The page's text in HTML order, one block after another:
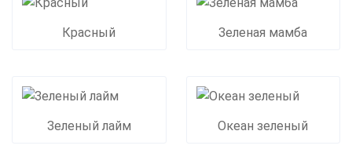
Красный Зеленая мамба
Зеленый лайм Океан зеленый